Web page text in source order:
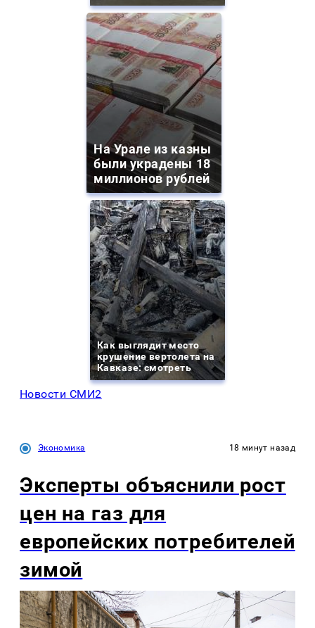
На Урале из казны
были украдены 18
миллионов рублей
Как выглядит место
крушение вертолета на
Кавказе: смотреть
Новости СМИ2
Экономика 18 минут назад
Эксперты объяснили рост
цен на газ для
европейских потребителей
зимой